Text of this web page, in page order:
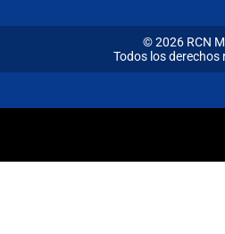
© 2026 RCN
Todos los derechos